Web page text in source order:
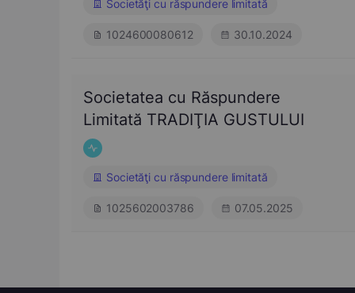
Societăţi cu răspundere limitată
1024600080612 30.10.2024
Societatea cu Răspundere
Limitată TRADIŢIA GUSTULUI
Societăţi cu răspundere limitată
1025602003786 07.05.2025